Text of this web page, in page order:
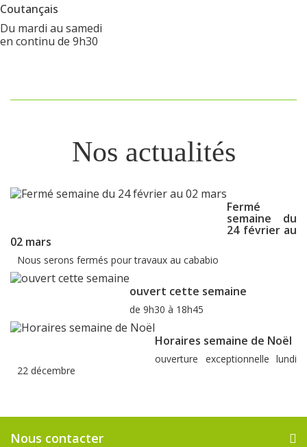
Coutançais
Du mardi au samedi
en continu de 9h30
Nos actualités
Fermé
semaine du
24 février au
02 mars
Nous serons fermés pour travaux au cababio
ouvert cette semaine
de 9h30 à 18h45
Horaires semaine de Noël
ouverture exceptionnelle lundi
22 décembre
Nous contacter